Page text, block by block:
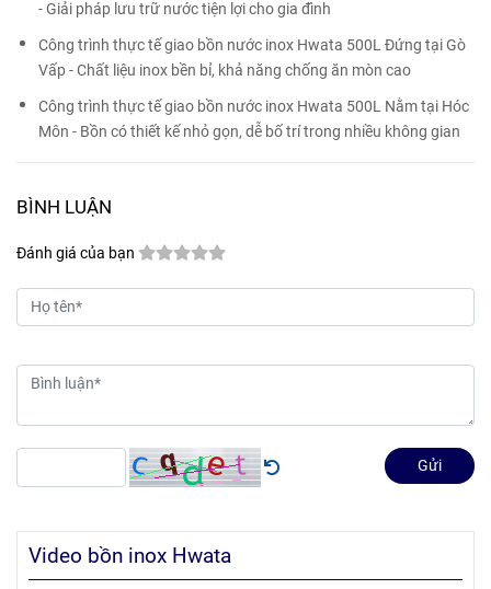
- Giải pháp lưu trữ nước tiện lợi cho gia đình
Công trình thực tế giao bồn nước inox Hwata 500L Đứng tại Gò
Vấp - Chất liệu inox bền bỉ, khả năng chống ăn mòn cao
Công trình thực tế giao bồn nước inox Hwata 500L Nằm tại Hóc
Môn - Bồn có thiết kế nhỏ gọn, dễ bố trí trong nhiều không gian
BÌNH LUẬN
Đánh giá của bạn
Gửi
Video bồn inox Hwata